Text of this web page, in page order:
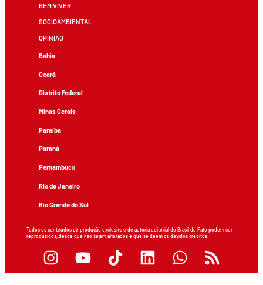
BEM VIVER
SOCIOAMBIENTAL
OPINIÃO
Bahia
Ceará
Distrito Federal
Minas Gerais
Paraíba
Paraná
Pernambuco
Rio de Janeiro
Rio Grande do Sul
Todos os conteúdos de produção exclusiva e de autoria editorial do Brasil de Fato podem ser
reproduzidos, desde que não sejam alterados e que se deem os devidos créditos.